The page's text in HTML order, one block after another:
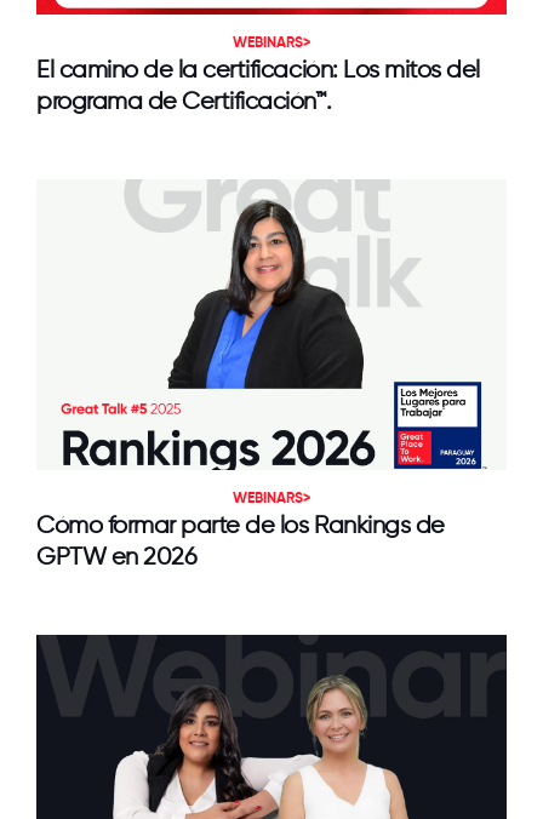
WEBINARS>
El camino de la certificación: Los mitos del
programa de Certificación™.
WEBINARS>
Cómo formar parte de los Rankings de
GPTW en 2026